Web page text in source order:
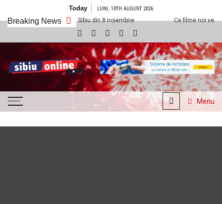
Today LUNI, 10TH AUGUST 2026
Breaking News
la Cineplexx Sibiu din 8 noiembrie Ce filme noi vedem la
SibiuOnline.com
… locatii si evenimente din
Sibiu!!!
Menu